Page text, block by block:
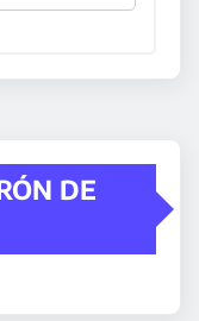
DE